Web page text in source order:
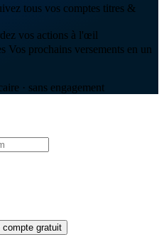
tous vos comptes titres &
vos actions à l'œil
Vos prochains versements en un
· sans engagement
compte gratuit